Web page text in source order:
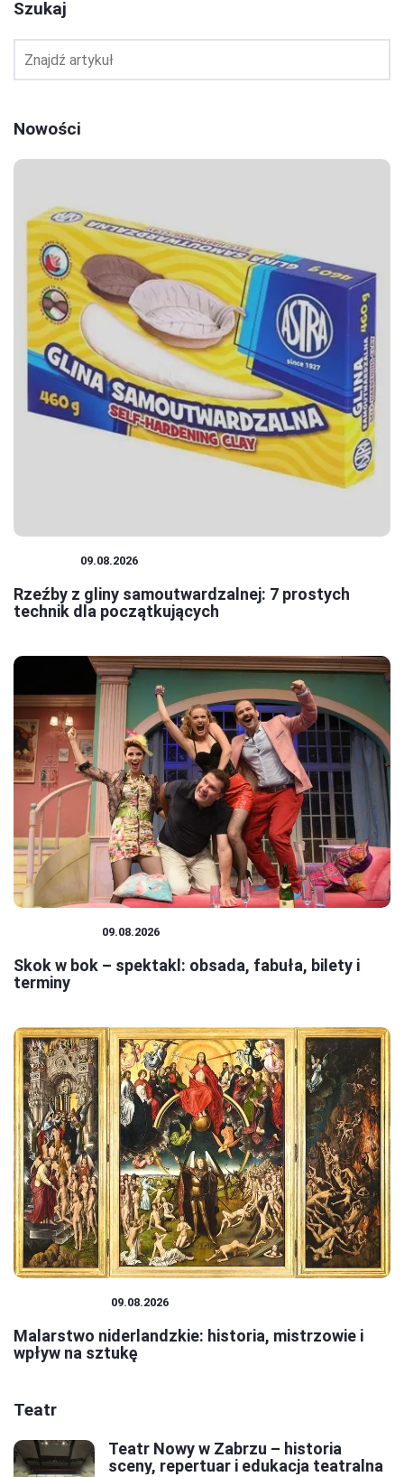
Szukaj
Nowości
09.08.2026
Rzeźby z gliny samoutwardzalnej: 7 prostych
technik dla początkujących
09.08.2026
Skok w bok – spektakl: obsada, fabuła, bilety i
terminy
09.08.2026
Malarstwo niderlandzkie: historia, mistrzowie i
wpływ na sztukę
Teatr
Teatr Nowy w Zabrzu – historia
sceny, repertuar i edukacja teatralna